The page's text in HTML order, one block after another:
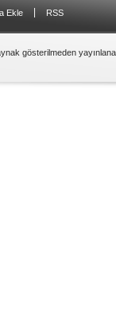
Ekle RSS
gösterilmeden